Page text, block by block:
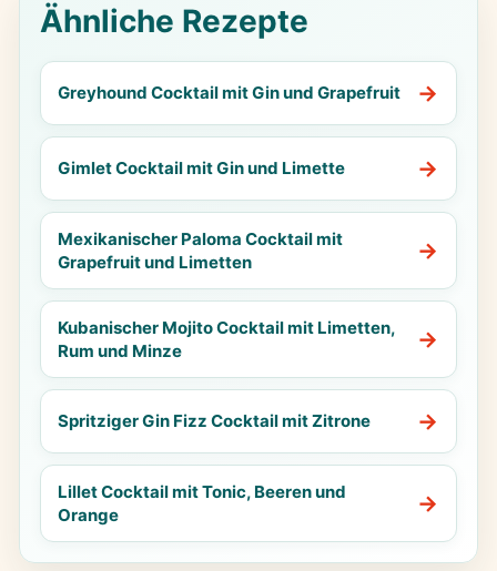
Ähnliche Rezepte
Greyhound Cocktail mit Gin und Grapefruit
Gimlet Cocktail mit Gin und Limette
Mexikanischer Paloma Cocktail mit
Grapefruit und Limetten
Kubanischer Mojito Cocktail mit Limetten,
Rum und Minze
Spritziger Gin Fizz Cocktail mit Zitrone
Lillet Cocktail mit Tonic, Beeren und
Orange